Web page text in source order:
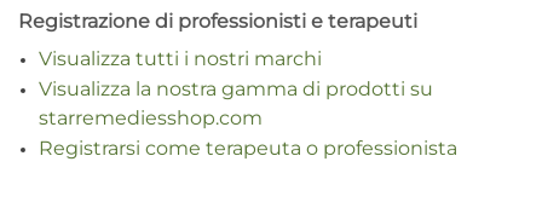
Registrazione di professionisti e terapeuti
Visualizza tutti i nostri marchi
Visualizza la nostra gamma di prodotti su
starremediesshop.com
Registrarsi come terapeuta o professionista